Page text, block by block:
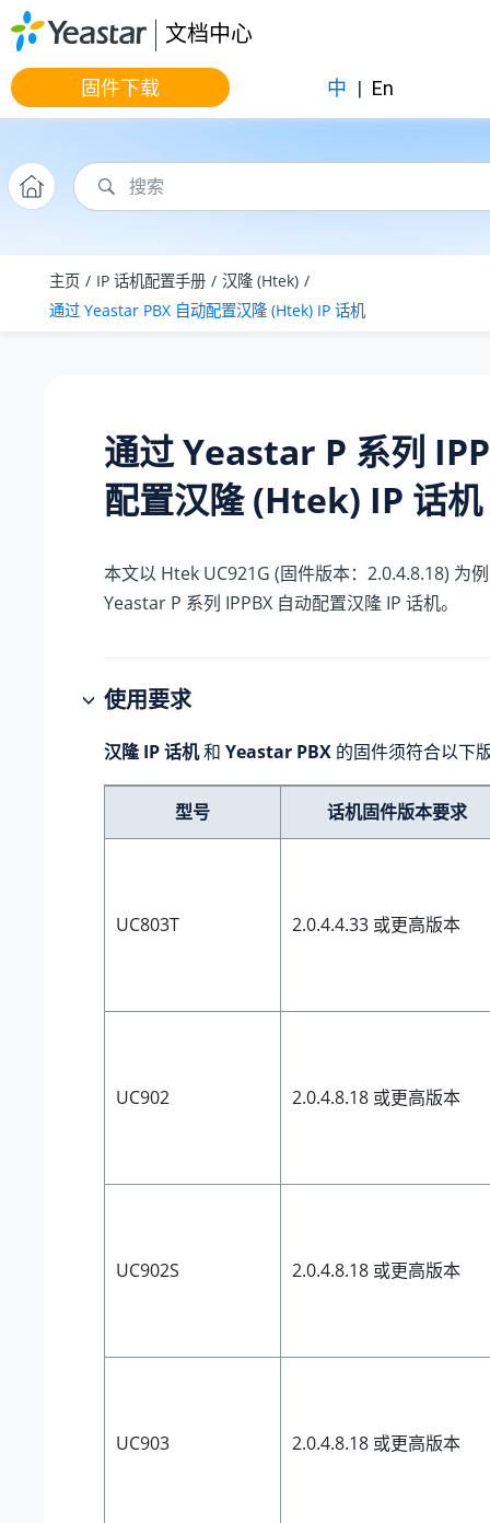
跳转到主要内容
文档中心
固件下载 中 | En
主页 IP 话机配置手册
汉隆 (Htek)
通过 Yeastar PBX 自动配置汉隆 (Htek) IP 话机
通过Yeastar P 系列
配置汉隆 (Htek) IP 话机
本文以 Htek UC921G (固件版本：2.0.4.8.18) 为
Yeastar P 系列 IPPBX 自动配置汉隆 IP 话机。
使用要求
汉隆 IP 话机和 Yeastar PBX 的固件须符合以下
型号 话机固件版本要求
UC803T 2.0.4.4.33 或更高版本
UC902 2.0.4.8.18 或更高版本
UC902S 2.0.4.8.18 或更高版本
UC903 2.0.4.8.18 或更高版本